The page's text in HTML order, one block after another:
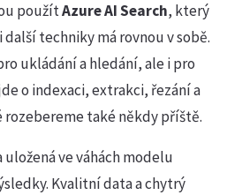
použítAzure AI Search, který
techniky má rovnou v sobě.
ukládání a hledání, ale i pro
o indexaci, extrakci, řezání a
rozebereme také někdy příště.
ve váhách modelu
Kvalitní data a chytrý